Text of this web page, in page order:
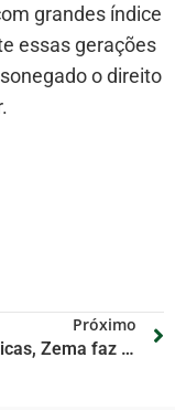
grandes índice
essas gerações
o direito
Próximo
Após críticas, Zema faz aceno a Flávio e fala em apoio no 2º turno